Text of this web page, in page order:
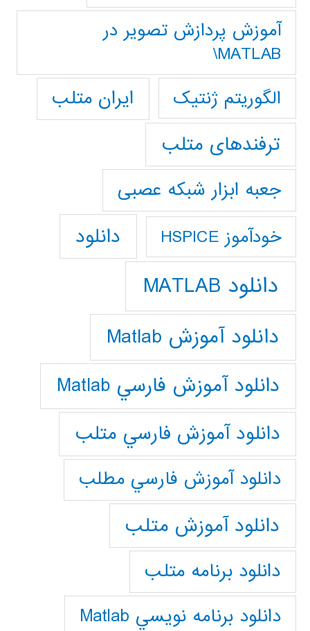
آموزش پردازش تصوير در
MATLAB\
الگوریتم ژنتیک
ایران متلب
ترفندهای متلب
جعبه ابزار شبکه عصبی
خودآموز HSPICE دانلود
دانلود MATLAB
دانلود آموزش Matlab
دانلود آموزش فارسي Matlab
دانلود آموزش فارسي متلب
دانلود آموزش فارسي مطلب
دانلود آموزش متلب
دانلود برنامه متلب
دانلود برنامه نويسي Matlab